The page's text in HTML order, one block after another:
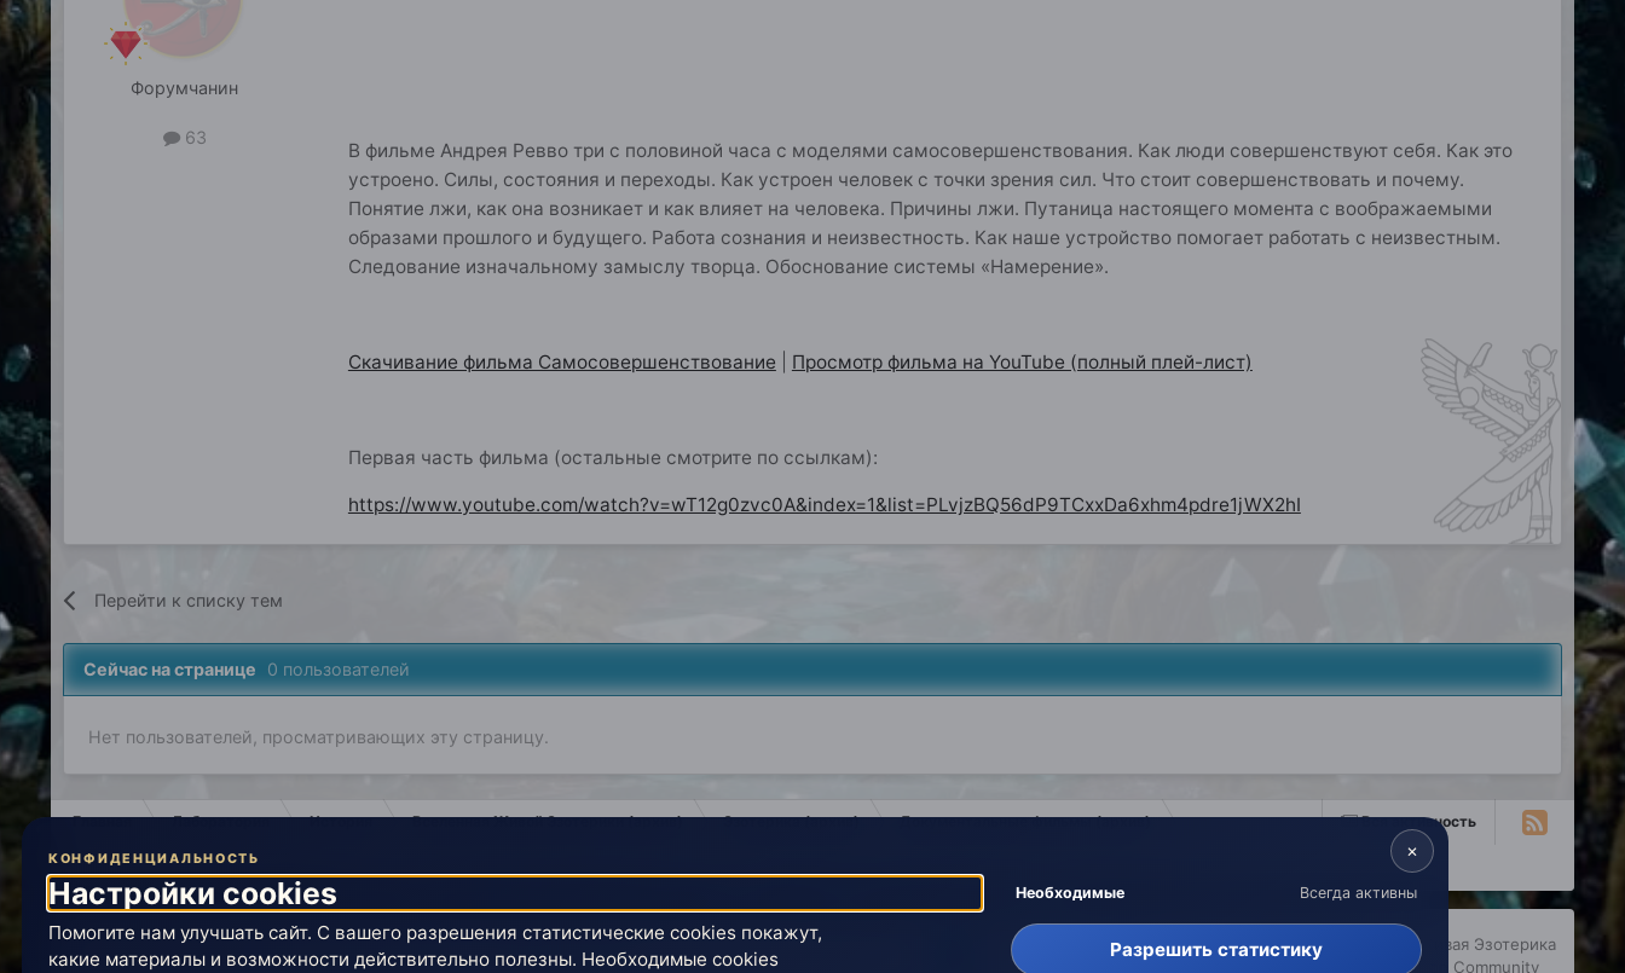
Форумчанин
63
В фильме Андрея Ревво три с половиной часа с моделями самосовершенствования. Как люди совершенствуют себя. Как это
устроено. Силы, состояния и переходы. Как устроен человек с точки зрения сил. Что стоит совершенствовать и почему.
Понятие лжи, как она возникает и как влияет на человека. Причины лжи. Путаница настоящего момента с воображаемыми
образами прошлого и будущего. Работа сознания и неизвестность. Как наше устройство помогает работать с неизвестным.
Следование изначальному замыслу творца. Обоснование системы «Намерение».
Скачивание фильма Самосовершенствование Просмотр фильма на YouTube (полный плей-лист)
Первая часть фильма (остальные смотрите по ссылкам):
https://www.youtube.com/watch?v=wT12g0zvc0A&index=1&list=PLvjzBQ56dP9TCxxDa6xhm4pdre1jWX2hI
Перейти к списку тем
Сейчас на странице 0 пользователей
Нет пользователей, просматривающих эту страницу.
Вся активность
Главная Лаборатория История Вселенная Живой Эзотерики (архив) Эзотерика (архив) Документальные фильмы (архив)
Самосовершенствование: модели
IPS Themeby IPSFocus
Политика конфиденциальности
Обратная связь Настройки cookies
copyright © 2026 Живая Эзотерика
Powered by Invision Community
×
КОНФИДЕНЦИАЛЬНОСТЬ
Настройки cookies
Помогите нам улучшать сайт. С вашего разрешения статистические cookies покажут,
какие материалы и возможности действительно полезны. Необходимые cookies
Необходимые Всегда активны
Разрешить статистику